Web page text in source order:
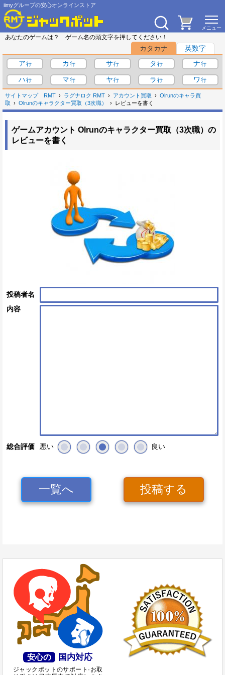
iimyグループの安心オンラインストア
あなたのゲームは？ ゲーム名の頭文字を押してください！
カタカナ
英数字
ア
カ サ タ
ナ
ハ
マ ヤ ラ ワ
サイトマップ RMT ラグナロク RMT アカウント買取
Olrunのキャラ買
取
Olrunのキャラクター買取（3次職） レビューを書く
ゲームアカウント Olrunのキャラクター買取（3次職）の
レビューを書く
投稿者名
内容
総合評価 悪い 良い
一覧へ 投稿する
安心の 国内対応
ジャックポットのサポート·お取